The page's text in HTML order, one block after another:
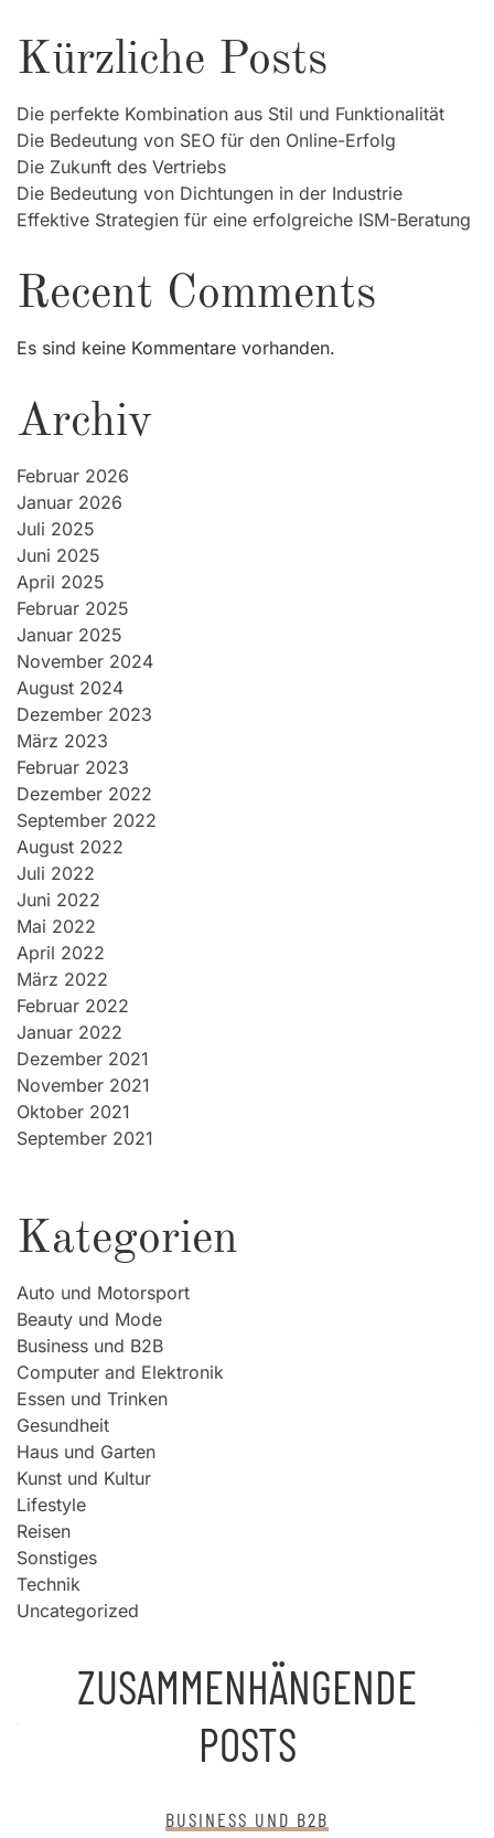
Kürzliche Posts
Die perfekte Kombination aus Stil und Funktionalität
Die Bedeutung von SEO für den Online-Erfolg
Die Zukunft des Vertriebs
Die Bedeutung von Dichtungen in der Industrie
Effektive Strategien für eine erfolgreiche ISM-Beratung
Recent Comments
Es sind keine Kommentare vorhanden.
Archiv
Februar 2026
Januar 2026
Juli 2025
Juni 2025
April 2025
Februar 2025
Januar 2025
November 2024
August 2024
Dezember 2023
März 2023
Februar 2023
Dezember 2022
September 2022
August 2022
Juli 2022
Juni 2022
Mai 2022
April 2022
März 2022
Februar 2022
Januar 2022
Dezember 2021
November 2021
Oktober 2021
September 2021
Kategorien
Auto und Motorsport
Beauty und Mode
Business und B2B
Computer and Elektronik
Essen und Trinken
Gesundheit
Haus und Garten
Kunst und Kultur
Lifestyle
Reisen
Sonstiges
Technik
Uncategorized
ZUSAMMENHÄNGENDE
POSTS
BUSINESS UND B2B